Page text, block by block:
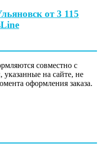
от 3 115
совместно с
на сайте, не
оформления заказа.